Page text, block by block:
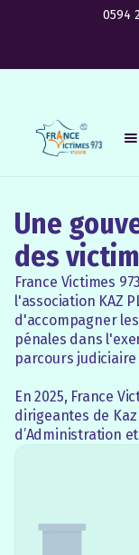
0594
Une
des
France Victimes
l'association KAZ
d'accompagner
pénales dans
parcours
En 2025, France
dirigeantes de
d’Administration